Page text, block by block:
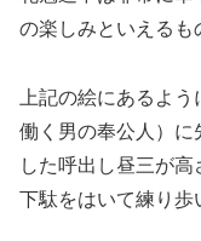
の楽しみといえるも
上記の絵にあるよ
働く男の奉公人）に
した呼出し昼三が
下駄をはいて練り歩